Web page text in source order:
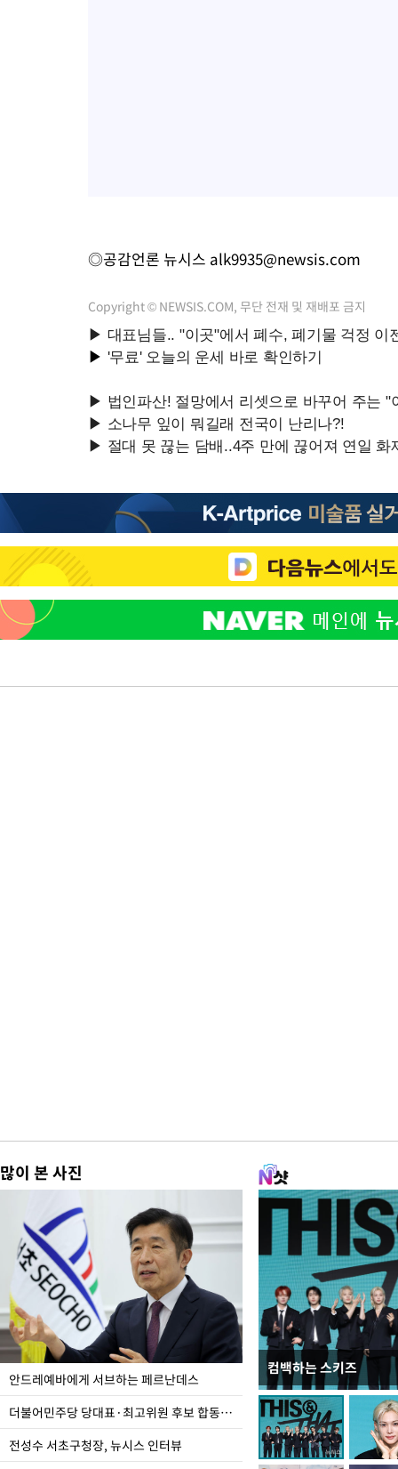
◎공감언론 뉴시스 alk9935@newsis.com
Copyright © NEWSIS.COM, 무단 전재 및 재배포 금지
많이 본 사진
안드레예바에게 서브하는 페르난데스
더불어민주당 당대표·최고위원 후보 합동연설회
전성수 서초구청장, 뉴시스 인터뷰
컴백하는 스키즈
이 대통령, 국가폭력
가 책임지고 치유"